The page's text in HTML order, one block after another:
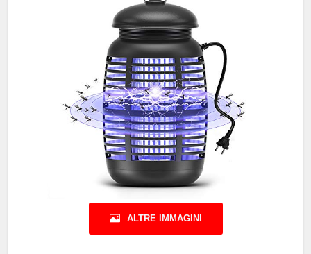
ALTRE IMMAGINI